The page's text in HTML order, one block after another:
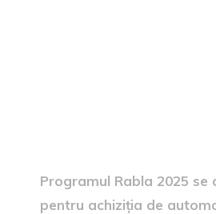
Programul Rabla 2025
pentru achiziția de